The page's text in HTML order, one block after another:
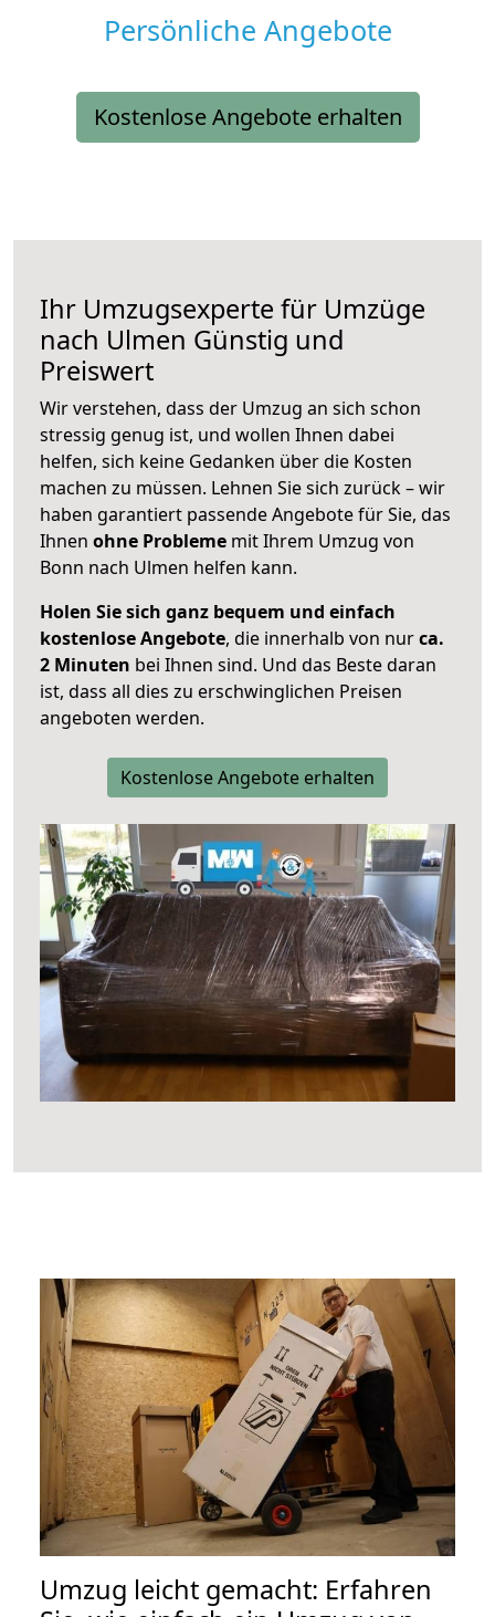
Persönliche Angebote
Kostenlose Angebote erhalten
Ihr Umzugsexperte für Umzüge
nach Ulmen Günstig und
Preiswert
Wir verstehen, dass der Umzug an sich schon
stressig genug ist, und wollen Ihnen dabei
helfen, sich keine Gedanken über die Kosten
machen zu müssen. Lehnen Sie sich zurück – wir
haben garantiert passende Angebote für Sie, das
Ihnen ohne Probleme mit Ihrem Umzug von
Bonn nach Ulmen helfen kann.
Holen Sie sich ganz bequem und einfach
kostenlose Angebote, die innerhalb von nurca.
2 Minuten bei Ihnen sind. Und das Beste daran
ist, dass all dies zu erschwinglichen Preisen
angeboten werden.
Kostenlose Angebote erhalten
Umzug leicht gemacht: Erfahren